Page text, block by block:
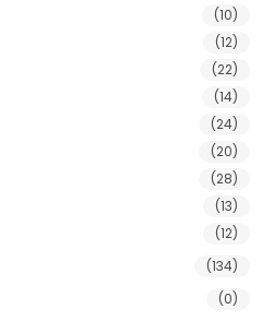
(10)
(12)
(22)
(14)
(24)
(20)
(28)
(13)
(12)
(134)
(0)